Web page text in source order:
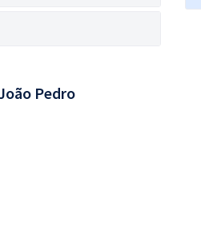
Pedro